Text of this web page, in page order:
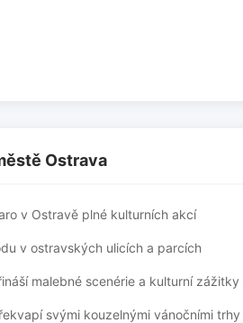
Ostrava
v Ostravě plné kulturních akcí
v ostravských ulicích a parcích
malebné scenérie a kulturní zážitky
svými kouzelnými vánočními trhy